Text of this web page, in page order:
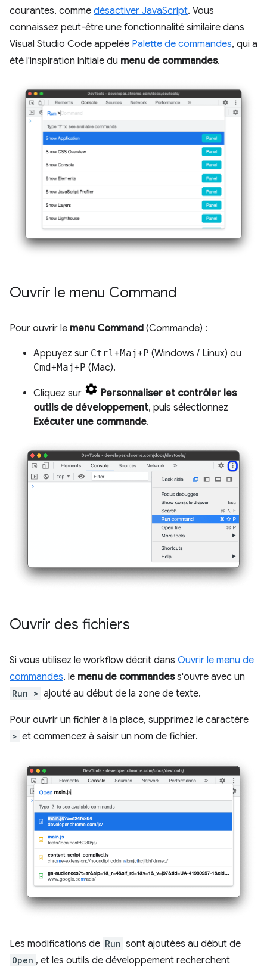
courantes, comme désactiver JavaScript. Vous
connaissez peut-être une fonctionnalité similaire dans
Visual Studio Code appelée Palette de commandes, qui a
été l'inspiration initiale du menu de commandes.
Ouvrir le menu Command
Pour ouvrir le menu Command (Commande) :
Appuyez sur Ctrl+Maj+P (Windows / Linux) ou
Cmd+Maj+P (Mac).
Cliquez sur
Personnaliser et contrôler les
outils de développement, puis sélectionnez
Exécuter une commande.
Ouvrir des fichiers
Si vous utilisez le workflow décrit dans Ouvrir le menu de
commandes, le menu de commandess'ouvre avec un
Run > ajouté au début de la zone de texte.
Pour ouvrir un fichier à la place, supprimez le caractère
> et commencez à saisir un nom de fichier.
Les modifications de Run sont ajoutées au début de
Open , et les outils de développement recherchent